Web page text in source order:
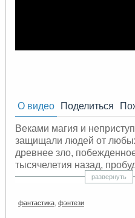
О видео Поделиться
Веками магия и
защищали людей от
древнее зло,
тысячелетия назад,
самом сердце
существ наводнила земли
развернуть
фантастика, фэнтези​